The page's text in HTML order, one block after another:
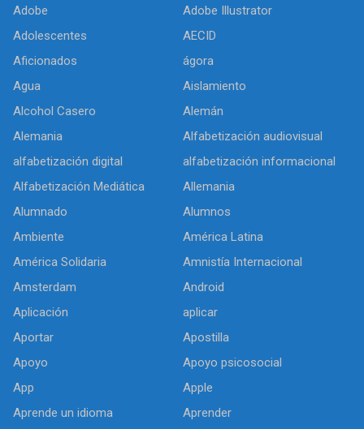
Adobe
Adobe Illustrator
Adolescentes
AECID
Aficionados
ágora
Agua
Aislamiento
Alcohol Casero
Alemán
Alemania
Alfabetización audiovisual
alfabetización digital
alfabetización informacional
Alfabetización Mediática
Allemania
Alumnado
Alumnos
Ambiente
América Latina
América Solidaria
Amnistía Internacional
Amsterdam
Android
Aplicación
aplicar
Aportar
Apostilla
Apoyo
Apoyo psicosocial
App
Apple
Aprende un idioma
Aprender